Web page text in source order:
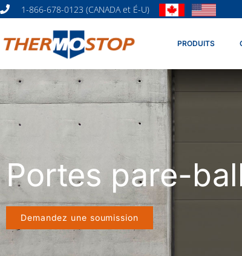
1-866-678-0123 (CANADA et É-U)
PRODUITS
Portes pare-
Demandez une soumission